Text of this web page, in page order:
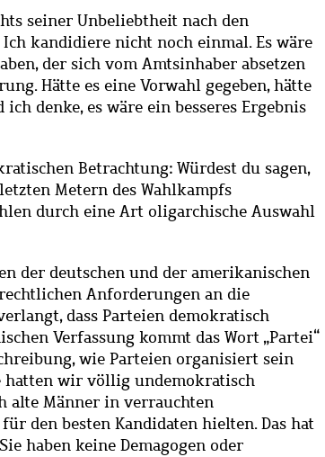
seiner Unbeliebtheit nach den
kandidiere nicht noch einmal. Es wäre
der sich vom Amtsinhaber absetzen
Hätte es eine Vorwahl gegeben, hätte
denke, es wäre ein besseres Ergebnis
Betrachtung: Würdest du sagen,
Metern des Wahlkampfs
durch eine Art oligarchische Auswahl
der deutschen und der amerikanischen
Anforderungen an die
dass Parteien demokratisch
Verfassung kommt das Wort „Partei“
wie Parteien organisiert sein
hatten wir völlig undemokratisch
alte Männer in verrauchten
den besten Kandidaten hielten. Das hat
haben keine Demagogen oder